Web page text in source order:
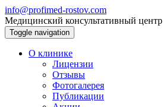
info@profimed-rostov.com
Медицинский консультативный центр
Toggle navigation
О клинике
Лицензии
Отзывы
Фотогалерея
Публикации